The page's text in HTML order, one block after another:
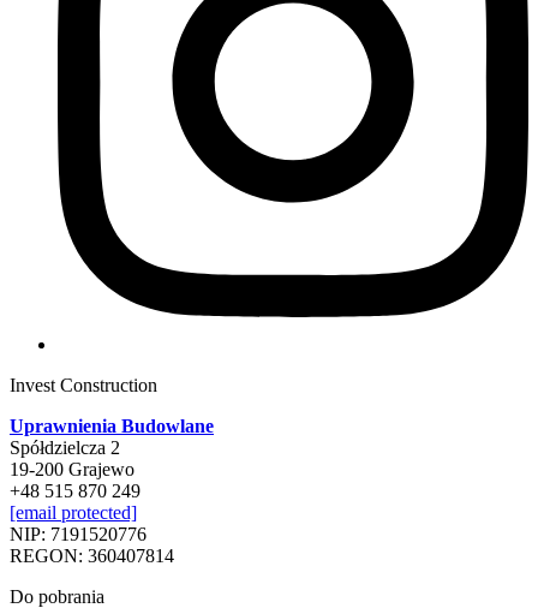
Invest Construction
Uprawnienia Budowlane
Spółdzielcza 2
19-200 Grajewo
+48 515 870 249
[email protected]
NIP: 7191520776
REGON: 360407814
Do pobrania